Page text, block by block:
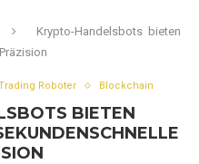
Krypto-Handelsbots bieten
Roboter Blockchain
BIETEN